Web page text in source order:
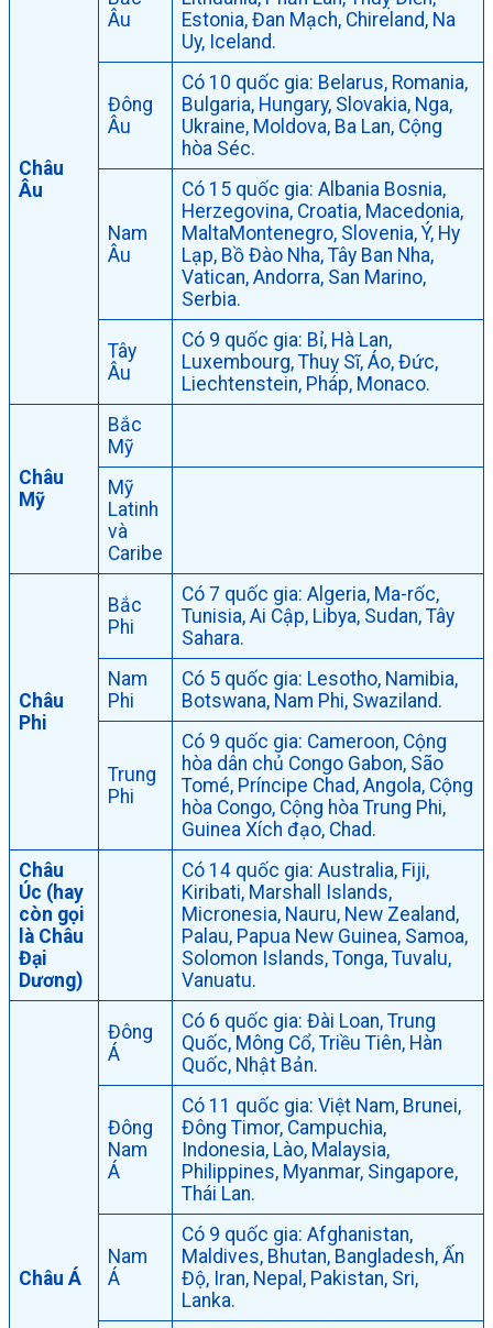
Châu
Âu
Âu
Estonia, Đan Mạch, Chireland, Na
Uy, Iceland.
Đông
Âu
Có 10 quốc gia: Belarus, Romania,
Bulgaria, Hungary, Slovakia, Nga,
Ukraine, Moldova, Ba Lan, Cộng
hòa Séc.
Nam
Âu
Có 15 quốc gia: Albania Bosnia,
Herzegovina, Croatia, Macedonia,
MaltaMontenegro, Slovenia, Ý, Hy
Lạp, Bồ Đào Nha, Tây Ban Nha,
Vatican, Andorra, San Marino,
Serbia.
Tây
Âu
Có 9 quốc gia: Bỉ, Hà Lan,
Luxembourg, Thuỵ Sĩ, Áo, Đức,
Liechtenstein, Pháp, Monaco.
Châu
Mỹ
Bắc
Mỹ
Mỹ
Latinh
và
Caribe
Châu
Phi
Bắc
Phi
Có 7 quốc gia: Algeria, Ma-rốc,
Tunisia, Ai Cập, Libya, Sudan, Tây
Sahara.
Nam
Phi
Có 5 quốc gia: Lesotho, Namibia,
Botswana, Nam Phi, Swaziland.
Trung
Phi
Có 9 quốc gia: Cameroon, Cộng
hòa dân chủ Congo Gabon, São
Tomé, Príncipe Chad, Angola, Cộng
hòa Congo, Cộng hòa Trung Phi,
Guinea Xích đạo, Chad.
Châu
Úc (hay
còn gọi
là Châu
Đại
Dương)
Có 14 quốc gia: Australia, Fiji,
Kiribati, Marshall Islands,
Micronesia, Nauru, New Zealand,
Palau, Papua New Guinea, Samoa,
Solomon Islands, Tonga, Tuvalu,
Vanuatu.
Châu Á
Đông
Á
Có 6 quốc gia: Đài Loan, Trung
Quốc, Mông Cổ, Triều Tiên, Hàn
Quốc, Nhật Bản.
Đông
Nam
Á
Có 11 quốc gia: Việt Nam, Brunei,
Đông Timor, Campuchia,
Indonesia, Lào, Malaysia,
Philippines, Myanmar, Singapore,
Thái Lan.
Nam
Á
Có 9 quốc gia: Afghanistan,
Maldives, Bhutan, Bangladesh, Ấn
Độ, Iran, Nepal, Pakistan, Sri,
Lanka.